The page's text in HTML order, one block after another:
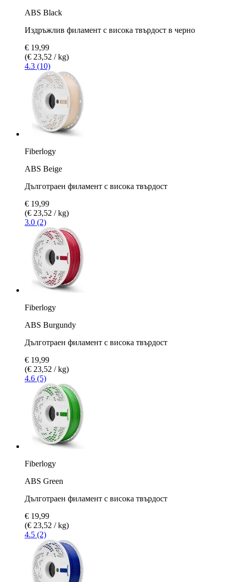
ABS Black
Издръжлив филамент с висока твърдост в черно
€ 19,99
(€ 23,52 / kg)
4.3 (10)
Fiberlogy
ABS Beige
Дълготраен филамент с висока твърдост
€ 19,99
(€ 23,52 / kg)
3.0 (2)
Fiberlogy
ABS Burgundy
Дълготраен филамент с висока твърдост
€ 19,99
(€ 23,52 / kg)
4.6 (5)
Fiberlogy
ABS Green
Дълготраен филамент с висока твърдост
€ 19,99
(€ 23,52 / kg)
4.5 (2)